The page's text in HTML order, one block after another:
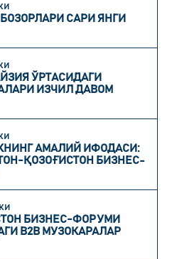
САРИ ЯНГИ
ЎРТАСИДАГИ
ИЗЧИЛ ДАВОМ
АМАЛИЙ ИФОДАСИ:
ҚОЗОҒИСТОН БИЗНЕС-
БИЗНЕС-ФОРУМИ
B2B МУЗОКАРАЛАР